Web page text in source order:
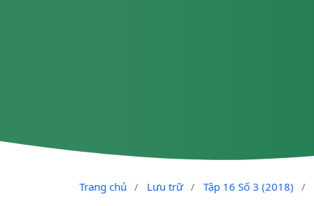
Trang chủ / Lưu trữ / Tập 16 Số 3 (2018) /